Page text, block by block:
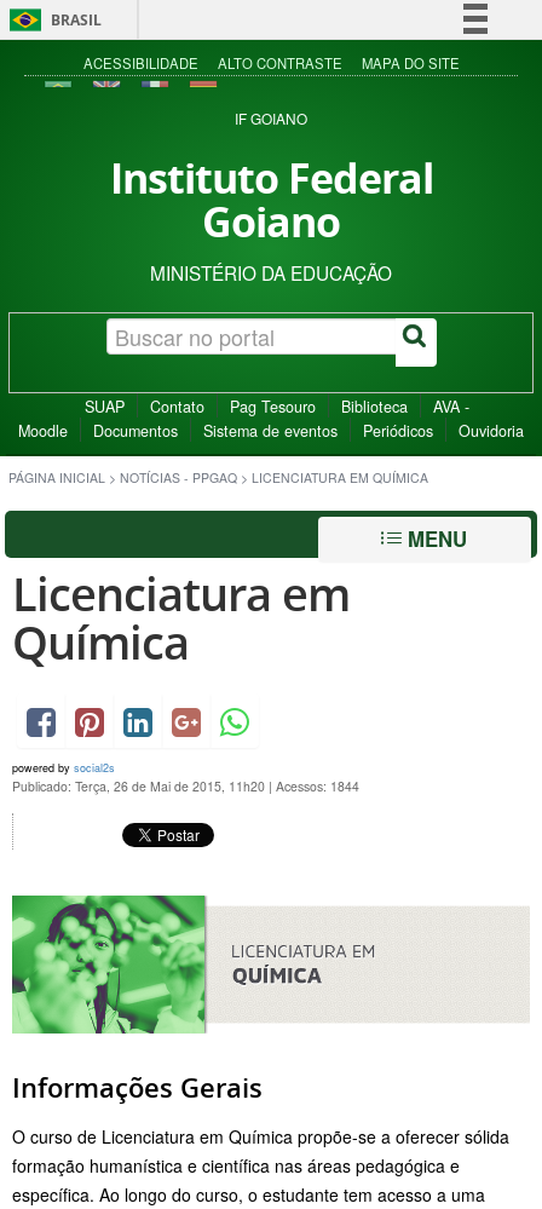
BRASIL
Simplifique!
Acesso à informação
ACESSIBILIDADE ALTO CONTRASTE MAPA DO SITE
IF GOIANO
Instituto Federal
Goiano
MINISTÉRIO DA EDUCAÇÃO
SUAP Contato Pag Tesouro Biblioteca
AVA -
Moodle
Documentos Sistema de eventos Periódicos Ouvidoria
PÁGINA INICIAL > NOTÍCIAS - PPGAQ > LICENCIATURA EM QUÍMICA
MENU
Licenciatura em
Química
powered by social2s
Publicado: Terça, 26 de Mai de 2015, 11h20 | Acessos: 1844
Informações Gerais
O curso de Licenciatura em Química propõe-se a oferecer sólida
formação humanística e científica nas áreas pedagógica e
específica. Ao longo do curso, o estudante tem acesso a uma